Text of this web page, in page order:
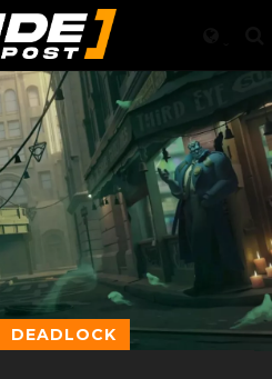
DEADLOCK